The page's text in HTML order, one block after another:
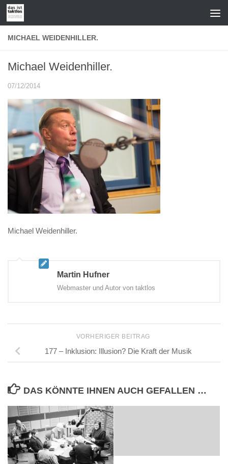
Zum Inhalt springen
MICHAEL WEIDENHILLER.
Michael Weidenhiller.
07/12/2014
Michael Weidenhiller.
Martin Hufner
Webmaster und Autor von taktlos
VORHERIGER BEITRAG
177 – Inklusion: Illusion? Die Kraft der Musik
DAS KÖNNTE IHNEN AUCH GEFALLEN …